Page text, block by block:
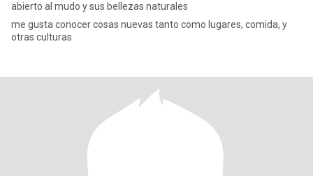
abierto al mudo y sus bellezas naturales
me gusta conocer cosas nuevas tanto como lugares, comida, y
otras culturas